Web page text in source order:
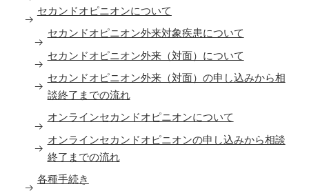
セカンドオピニオンについて
セカンドオピニオン外来対象疾患について
セカンドオピニオン外来（対面）について
セカンドオピニオン外来（対面）の申し込みから相
談終了までの流れ
オンラインセカンドオピニオンについて
オンラインセカンドオピニオンの申し込みから相談
終了までの流れ
各種手続き